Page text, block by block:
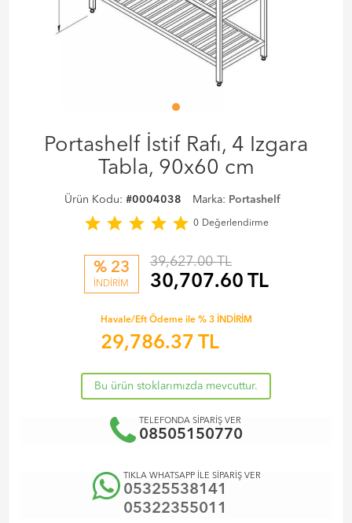
Portashelf İstif Rafı, 4 Izgara
Tabla, 90x60 cm
Ürün Kodu: #0004038 Marka: Portashelf
star star star star star 0 Değerlendirme
% 23
İNDİRİM
39,627.00 TL
30,707.60 TL
Havale/Eft Ödeme ile % 3 İNDİRİM
29,786.37 TL
Bu ürün stoklarımızda mevcuttur.
TELEFONDA SİPARİŞ VER
08505150770
TIKLA WHATSAPP İLE SİPARİŞ VER
05325538141
05322355011